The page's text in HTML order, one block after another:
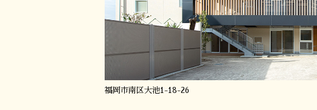
福岡市南区大池1-18-26